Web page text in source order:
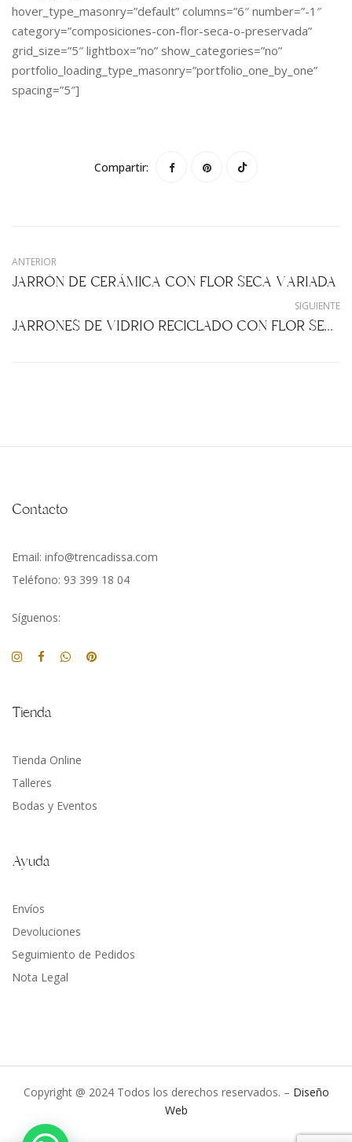
hover_type_masonry=”default” columns=”6″ number=”-1″
category=”composiciones-con-flor-seca-o-preservada”
grid_size=”5″ lightbox=”no” show_categories=”no”
portfolio_loading_type_masonry=”portfolio_one_by_one”
spacing=”5″]
Compartir:
ANTERIOR
JARRÓN DE CERÁMICA CON FLOR SECA VARIADA
SIGUIENTE
JARRONES DE VIDRIO RECICLADO CON FLOR SECA
Contacto
Email: info@trencadissa.com
Teléfono: 93 399 18 04
Síguenos:
Tienda
Tienda Online
Talleres
Bodas y Eventos
Ayuda
Envíos
Devoluciones
Seguimiento de Pedidos
Nota Legal
Copyright @ 2024 Todos los derechos reservados. – Diseño
Web